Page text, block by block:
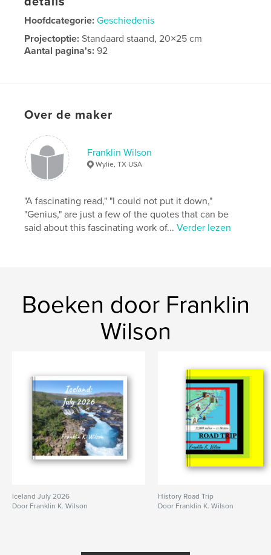
Hoofdcategorie: Geschiedenis
Projectoptie:Standaard staand, 20×25 cm
Aantal pagina's:92
Over de maker
Franklin Wilson
Wylie, TX USA
"A fascinating read," "I could not put it down,"
"Genius," are just a few of the quotes that can be
said about this fascinating work of...Verder lezen
Boeken door Franklin
Wilson
Iceland July 2026
Door Franklin K. Wilson
History Road Trip
Door Franklin K. Wilson